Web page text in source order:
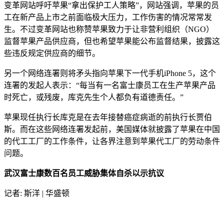
变革网站呼吁苹果“拿出保护工人策略”，网站强调，苹果的员
工在新产品上市之前面临极大压力，工作伤害的情况常常发
生。不过变革网站也称赞苹果致力于让非营利组织（NGO）
监督苹果产品供应商，但也希望苹果能公布监督结果，披露这
些违反规定供应商的细节。
另一个网络连署则将矛头指向苹果下一代手机iPhone 5，这个
连署的发起人表示：“每当有一名富士康员工在生产苹果产品
时死亡，或残废，库克先生个人都负有道德责任。”
苹果现任执行长库克是在去年接替癌症病逝的前执行长贾伯
斯。而在这些网络连署发起前，美国媒体就披露了苹果在中国
的代工工厂的工作条件，让各界注意到苹果代工厂的劳动条件
问题。
武汉富士康数百名员工威胁集体自杀以示抗议
记者: 斯洋 | 华盛顿